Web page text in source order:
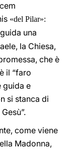
«del Pilar»:
una
la Chiesa,
che è
il “faro
guida e
si stanca di
come viene
Madonna,